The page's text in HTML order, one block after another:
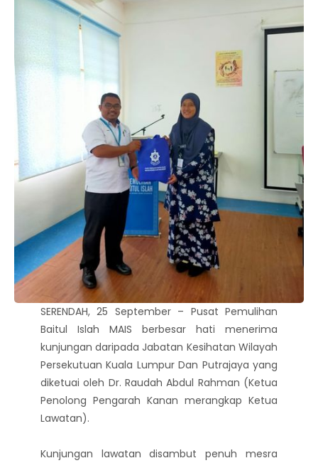
SERENDAH, 25 September – Pusat Pemulihan
Baitul Islah MAIS berbesar hati menerima
kunjungan daripada Jabatan Kesihatan Wilayah
Persekutuan Kuala Lumpur Dan Putrajaya yang
diketuai oleh Dr. Raudah Abdul Rahman (Ketua
Penolong Pengarah Kanan merangkap Ketua
Lawatan).
Kunjungan lawatan disambut penuh mesra